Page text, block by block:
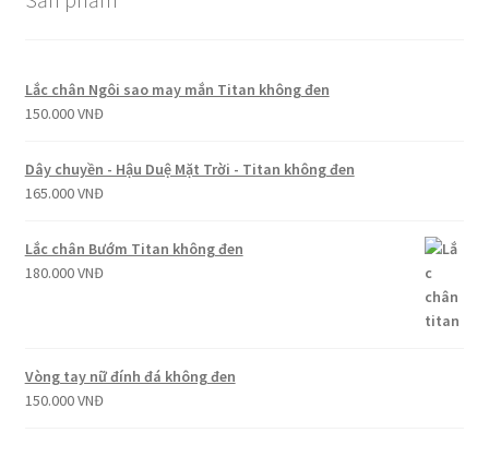
Lắc chân Ngôi sao may mắn Titan không đen
150.000VNĐ
Dây chuyền - Hậu Duệ Mặt Trời - Titan không đen
165.000VNĐ
Lắc chân Bướm Titan không đen
180.000VNĐ
Vòng tay nữ đính đá không đen
150.000VNĐ